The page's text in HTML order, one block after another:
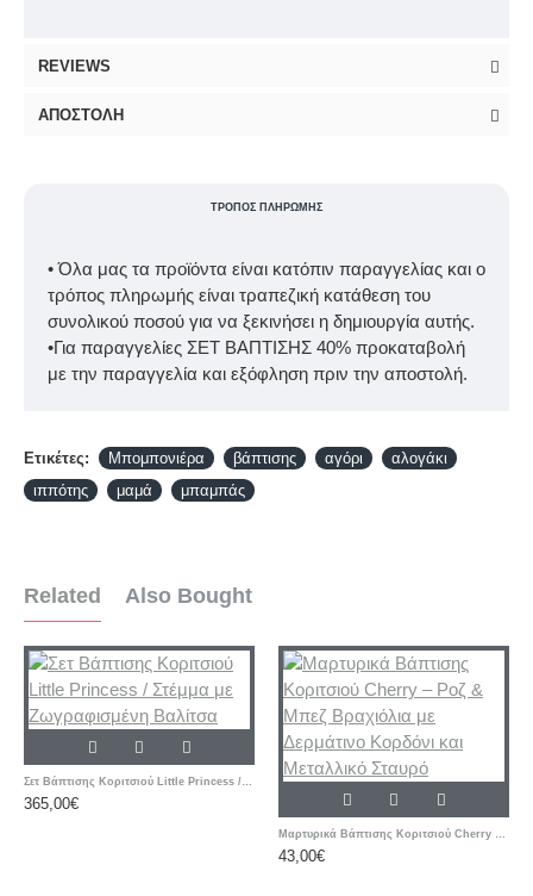
REVIEWS
ΑΠΟΣΤΟΛΉ
ΤΡΌΠΟΣ ΠΛΗΡΩΜΉΣ
• Όλα μας τα προϊόντα είναι κατόπιν παραγγελίας και ο
τρόπος πληρωμής είναι τραπεζική κατάθεση του
συνολικού ποσού για να ξεκινήσει η δημιουργία αυτής.
•Για παραγγελίες ΣΕΤ ΒΑΠΤΙΣΗΣ 40% προκαταβολή
με την παραγγελία και εξόφληση πριν την αποστολή.
Ετικέτες: Μπομπονιέρα βάπτισης αγόρι
αλογάκι
ιππότης
μαμά μπαμπάς
Related Also Bought
Σετ Βάπτισης Κοριτσιού Little Princess / Στέμμα με Ζωγραφισμένη Βαλίτσα
365,00€
Μαρτυρικά Βάπτισης Κοριτσιού Cherry – Ροζ & Μπεζ Βραχιόλια με Δερμάτινο Κορδόνι και Μεταλλικό Σταυρό
43,00€